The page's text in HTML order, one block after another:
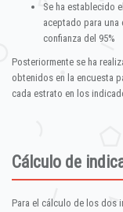
Se ha establecido
aceptado para
confianza del 95%
Posteriormente se ha
obtenidos en la encuesta
cada estrato en los
Cálculo de
Para el cálculo de los dos